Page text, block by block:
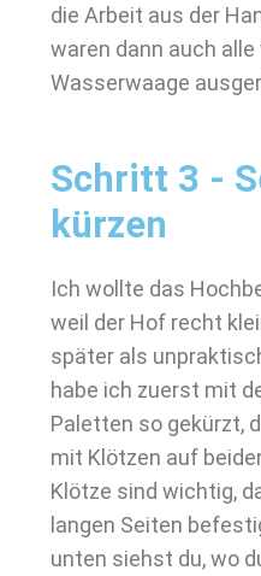
die Arbeit aus der
waren dann auch
Wasserwaage
Schritt 3 -
kürzen
Ich wollte das
weil der Hof recht
später als
habe ich zuerst mit
Paletten so gekürzt,
mit Klötzen auf
Klötze sind wichtig,
langen Seiten
unten siehst du, wo